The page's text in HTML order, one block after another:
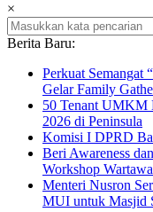
×
Berita Baru:
Perkuat
Gelar Family
50 Tenant UMKM
2026 di Peninsula
Komisi I DPRD
Beri Awareness
Workshop
Menteri Nusron
MUI untuk Masjid